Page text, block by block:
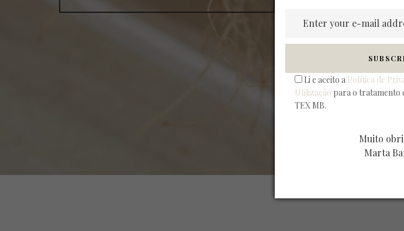
Li e aceito a Política de
Utilização para o tratamento
TEX MB.
Muito
Marta